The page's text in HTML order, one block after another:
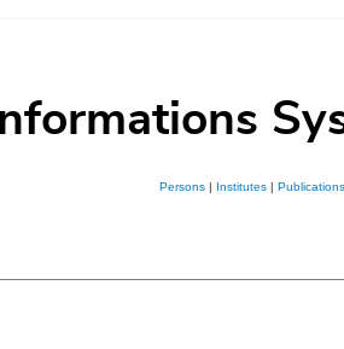
Persons Institutes Publications